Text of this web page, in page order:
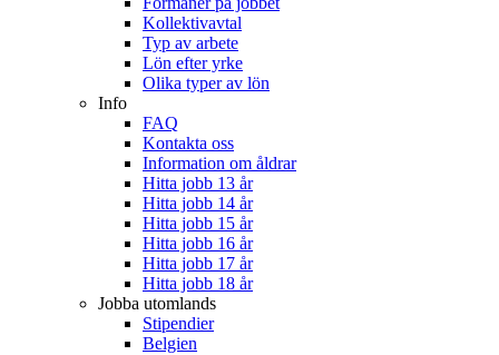
Kollektivavtal
Typ av arbete
Lön efter yrke
Olika typer av lön
Info
FAQ
Kontakta oss
Information om åldrar
Hitta jobb 13 år
Hitta jobb 14 år
Hitta jobb 15 år
Hitta jobb 16 år
Hitta jobb 17 år
Hitta jobb 18 år
Jobba utomlands
Stipendier
Belgien